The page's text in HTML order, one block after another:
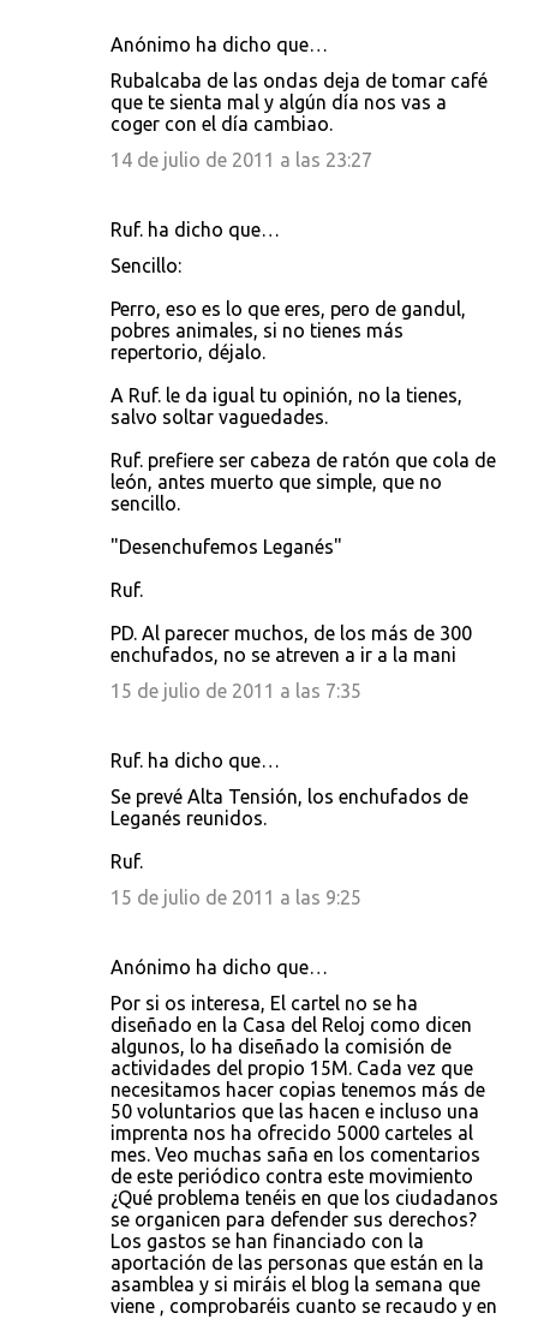
Anónimo ha dicho que…
Rubalcaba de las ondas deja de tomar café
que te sienta mal y algún día nos vas a
coger con el día cambiao.
14 de julio de 2011 a las 23:27
Ruf. ha dicho que…
Sencillo:
Perro, eso es lo que eres, pero de gandul,
pobres animales, si no tienes más
repertorio, déjalo.
A Ruf. le da igual tu opinión, no la tienes,
salvo soltar vaguedades.
Ruf. prefiere ser cabeza de ratón que cola de
león, antes muerto que simple, que no
sencillo.
"Desenchufemos Leganés"
Ruf.
PD. Al parecer muchos, de los más de 300
enchufados, no se atreven a ir a la mani
15 de julio de 2011 a las 7:35
Ruf. ha dicho que…
Se prevé Alta Tensión, los enchufados de
Leganés reunidos.
Ruf.
15 de julio de 2011 a las 9:25
Anónimo ha dicho que…
Por si os interesa, El cartel no se ha
diseñado en la Casa del Reloj como dicen
algunos, lo ha diseñado la comisión de
actividades del propio 15M. Cada vez que
necesitamos hacer copias tenemos más de
50 voluntarios que las hacen e incluso una
imprenta nos ha ofrecido 5000 carteles al
mes. Veo muchas saña en los comentarios
de este periódico contra este movimiento
¿Qué problema tenéis en que los ciudadanos
se organicen para defender sus derechos?
Los gastos se han financiado con la
aportación de las personas que están en la
asamblea y si miráis el blog la semana que
viene , comprobaréis cuanto se recaudo y en